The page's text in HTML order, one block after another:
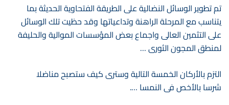
تم تطوير الوسائل النضالية على الطريقة الفتحاوية الحديثة بما
يتناسب مع المرحلة الراهنة وتداعياتها وقد حظيت تلك الوسائل
على التثمين العالى واجماع بعض المؤسسات الموالية والحليفة
لمنطق المجون الثورى …
التزم بالأركان الخمسة التالية وسترى كيف ستصبح مناضلا
شرسا بالأخص فى النمسا ….